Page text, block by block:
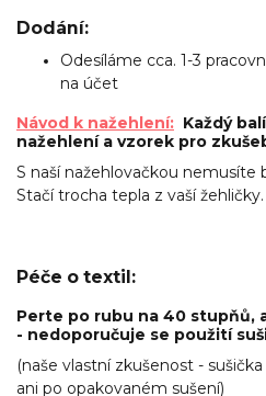
Dodání:
Odesíláme cca. 1-3
na účet
Návod k nažehlení: Každý
nažehlení a vzorek pro
S naší nažehlovačkou nemusíte
Stačí trocha tepla z vaší žehličky.
Péče o textil:
Perte po rubu na 40 stupňů,
- nedoporučuje se použití
(naše vlastní zkušenost -
ani po opakovaném sušení)